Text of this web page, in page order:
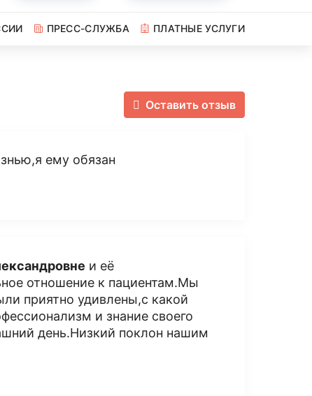
ПРЕСС-СЛУЖБА
ПЛАТНЫЕ УСЛУГИ
Оставить отзыв
ему обязан
и её
отношение к пациентам.Мы
приятно удивлены,с какой
и знание своего
день.Низкий поклон нашим